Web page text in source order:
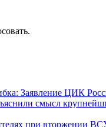
Заявление ЦИК
смысл
при вторжении